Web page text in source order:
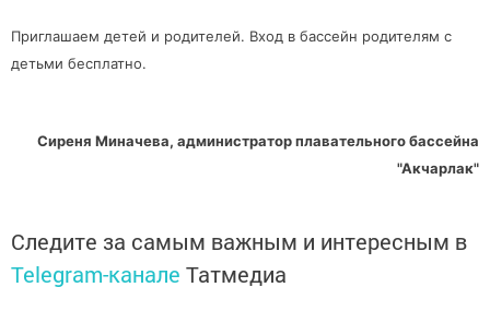
Приглашаем детей и родителей. Вход в бассейн родителям с
детьми бесплатно.
Сиреня Миначева, администратор плавательного бассейна
"Акчарлак"
Следите за самым важным и интересным в
Telegram-канале Татмедиа